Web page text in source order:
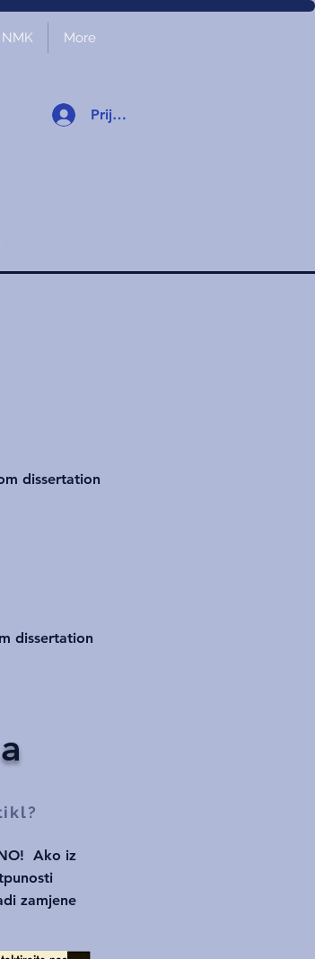
NMK More
Prijava
dissertation
dissertation
Ako iz
zamjene